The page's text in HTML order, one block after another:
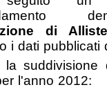
di
i dati pubblicati
la suddivisione
l'anno 2012: